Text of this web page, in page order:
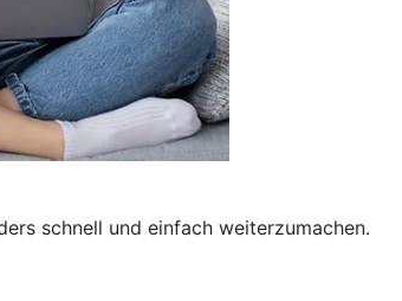
schnell und einfach weiterzumachen.